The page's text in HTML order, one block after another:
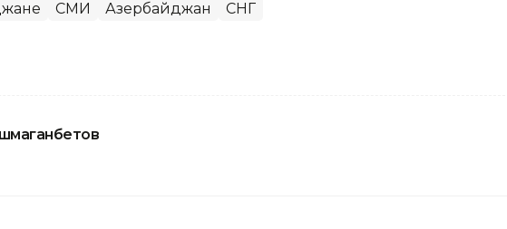
СМИ Азербайджан СНГ